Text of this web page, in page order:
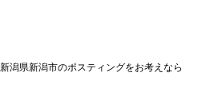
新潟県新潟市のポスティングをお考えなら